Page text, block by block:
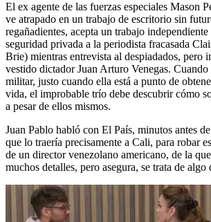
El ex agente de las fuerzas especiales Mason
ve atrapado en un trabajo de escritorio sin
regañadientes, acepta un trabajo
seguridad privada a la periodista fracasada
Brie) mientras entrevista al despiadados, pero
vestido dictador Juan Arturo Venegas.
militar, justo cuando ella está a punto de
vida, el improbable trío debe descubrir cómo
a pesar de ellos mismos.
Juan Pablo habló con El País, minutos antes
que lo traería precisamente a Cali, para robar
de un director venezolano americano, de la
muchos detalles, pero asegura, se trata de algo